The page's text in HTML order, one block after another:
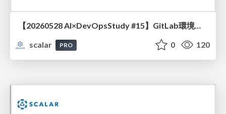
【20260528 AI×DevOpsStudy #15】GitLab環境で脆弱性の検知からAIによる修正（MR作成）、チャット通知までを自動化する仕組み
scalar
PRO 0 120